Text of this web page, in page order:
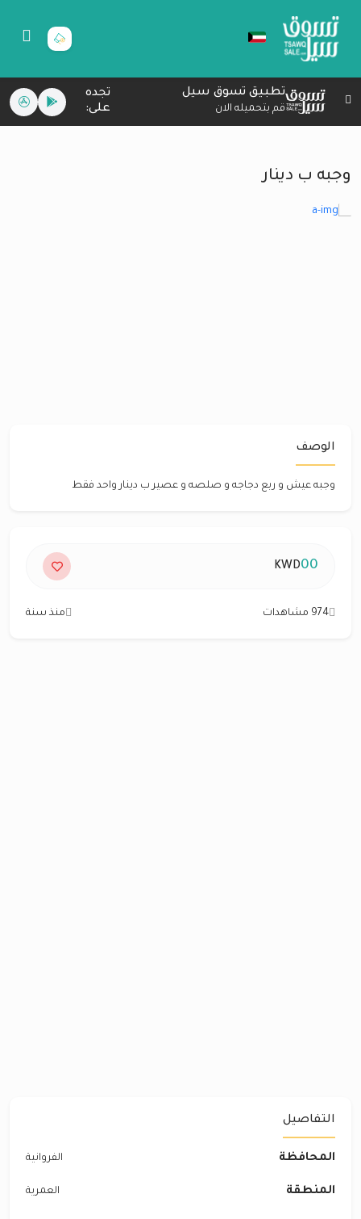
تطبيق تسوق سيل
قم بتحميله الان
تجده
على:
وجبه ب دينار
الوصف
وجبه عيش و ربع دجاجه و صلصه و عصير ب دينار واحد فقط
00
KWD
974 مشاهدات منذ سنة
التفاصيل
المحافظة الفروانية
المنطقة العمرية